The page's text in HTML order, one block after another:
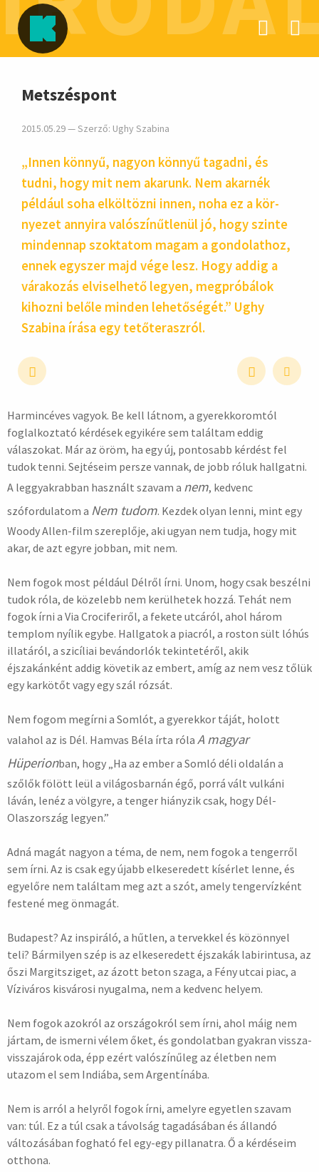
hirdetés
Metszéspont
2015.05.29 — Szerző: Ughy Szabina
„Innen könnyű, nagyon könnyű tagadni, és
tudni, hogy mit nem akarunk. Nem akar­nék
például soha elköl­tözni innen, noha ez a kör­
nyezet annyira való­színűt­lenül jó, hogy szinte
minden­nap szok­tatom magam a gondo­lathoz,
ennek egy­szer majd vége lesz. Hogy addig a
vára­kozás elvisel­hető legyen, megpró­bálok
kihozni belőle minden lehető­ségét.” Ughy
Szabina írása egy tető­teraszról.
hirdetés
Harmincéves vagyok. Be kell látnom, a gyerekkoromtól
foglalkoztató kérdések egyikére sem találtam eddig
válaszokat. Már az öröm, ha egy új, pontosabb kérdést fel
tudok tenni. Sejtéseim persze vannak, de jobb róluk hallgatni.
A leggyakrabban használt szavam a nem, kedvenc
szófordulatom a Nem tudom. Kezdek olyan lenni, mint egy
Woody Allen-film szereplője, aki ugyan nem tudja, hogy mit
akar, de azt egyre jobban, mit nem.
Nem fogok most például Délről írni. Unom, hogy csak beszélni
tudok róla, de közelebb nem kerülhetek hozzá. Tehát nem
fogok írni a Via Crociferiről, a fekete utcáról, ahol három
templom nyílik egybe. Hallgatok a piacról, a roston sült lóhús
illatáról, a szicíliai bevándorlók tekintetéről, akik
éjszakánként addig követik az embert, amíg az nem vesz tőlük
egy karkötőt vagy egy szál rózsát.
Nem fogom megírni a Somlót, a gyerekkor táját, holott
valahol az is Dél. Hamvas Béla írta róla A magyar
Hüperionban, hogy „Ha az ember a Somló déli oldalán a
szőlők fölött leül a világosbarnán égő, porrá vált vulkáni
láván, lenéz a völgyre, a tenger hiányzik csak, hogy Dél-
Olaszország legyen.”
Adná magát nagyon a téma, de nem, nem fogok a tengerről
sem írni. Az is csak egy újabb elkeseredett kísérlet lenne, és
egyelőre nem találtam meg azt a szót, amely tengervízként
festené meg önmagát.
Budapest? Az inspiráló, a hűtlen, a tervekkel és közönnyel
teli? Bármilyen szép is az elkeseredett éjszakák labirintusa, az
őszi Margitsziget, az ázott beton szaga, a Fény utcai piac, a
Víziváros kisvárosi nyugalma, nem a kedvenc helyem.
Nem fogok azokról az országokról sem írni, ahol máig nem
jártam, de ismerni vélem őket, és gondolatban gyakran vissza-
visszajárok oda, épp ezért valószínűleg az életben nem
utazom el sem Indiába, sem Argentínába.
Nem is arról a helyről fogok írni, amelyre egyetlen szavam
van: túl. Ez a túl csak a távolság tagadásában és állandó
változásában fogható fel egy-egy pillanatra. Ő a kérdéseim
otthona.